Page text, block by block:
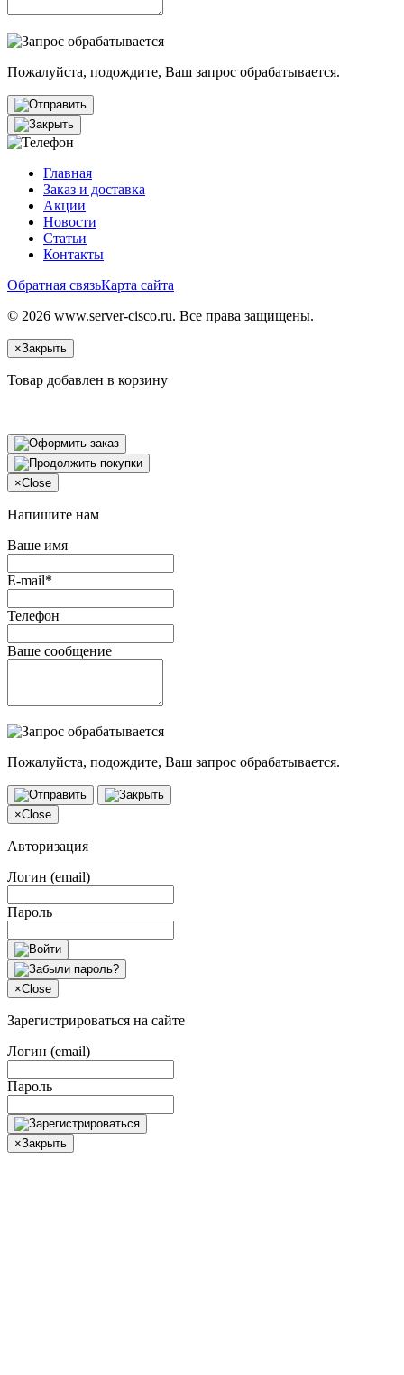
Пожалуйста, подождите, Ваш запрос обрабатывается.
Главная
Заказ и доставка
Акции
Новости
Статьи
Контакты
Обратная связьКарта сайта
© 2026 www.server-cisco.ru. Все права защищены.
×Закрыть
Товар добавлен в корзину
×Close
Напишите нам
Ваше имя
E-mail*
Телефон
Ваше сообщение
Пожалуйста, подождите, Ваш запрос обрабатывается.
×Close
Авторизация
Логин (email)
Пароль
×Close
Зарегистрироваться на сайте
Логин (email)
Пароль
×Закрыть